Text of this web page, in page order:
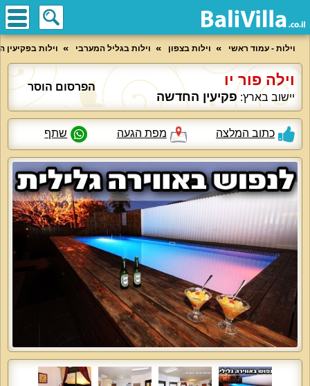
וילות - עמוד ראשי וילות בצפון וילות בגליל המערבי וילות
וילה פור יו
יישוב בארץ: פקיעין החדשה
הפרסום הוסר
כתוב המלצה מפת הגעה שתף